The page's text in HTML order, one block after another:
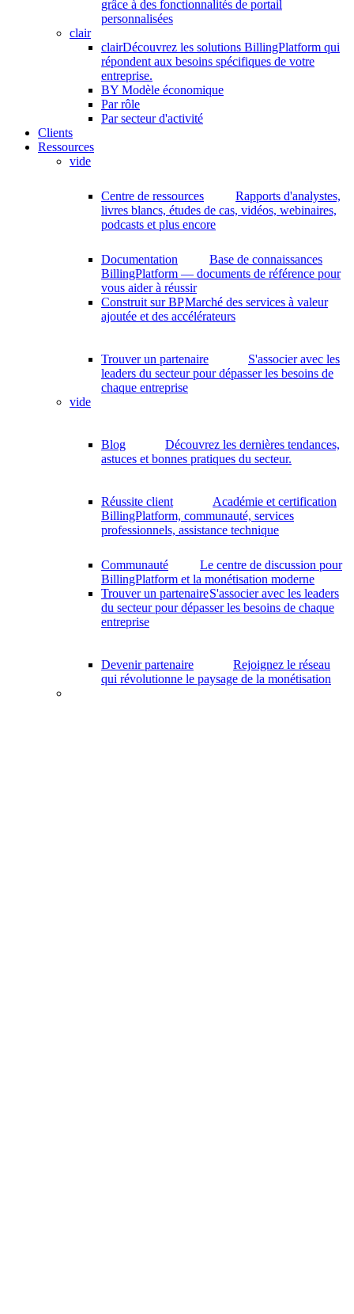
grâce à des fonctionnalités de portail
personnalisées
clair
clairDécouvrez les solutions BillingPlatform qui
répondent aux besoins spécifiques de votre
entreprise.
BY Modèle économique
Par rôle
Par secteur d'activité
Clients
Ressources
vide
Centre de ressources
Rapports d'analystes,
livres blancs, études de cas, vidéos, webinaires,
podcasts et plus encore
Documentation
Base de connaissances
BillingPlatform — documents de référence pour
vous aider à réussir
Construit sur BPMarché des services à valeur
ajoutée et des accélérateurs
Trouver un partenaire
S'associer avec les
leaders du secteur pour dépasser les besoins de
chaque entreprise
vide
Blog
Découvrez les dernières tendances,
astuces et bonnes pratiques du secteur.
Réussite client
Académie et certification
BillingPlatform, communauté, services
professionnels, assistance technique
Communauté
Le centre de discussion pour
BillingPlatform et la monétisation moderne
Trouver un partenaireS'associer avec les leaders
du secteur pour dépasser les besoins de chaque
entreprise
Devenir partenaire
Rejoignez le réseau
qui révolutionne le paysage de la monétisation